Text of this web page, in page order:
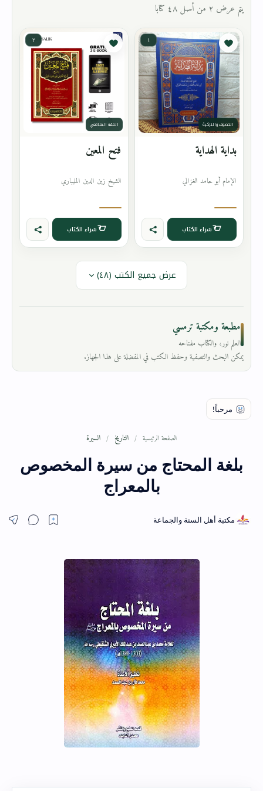
يتم عرض ٢ من أصل ٤٨ كتابا
١
التصوف والتزكية
بداية الهداية
الإمام أبو حامد الغزالي
شراء الكتاب
٢
الفقه الشافعي
فتح المعين
الشيخ زين الدين المليباري
شراء الكتاب
عرض جميع الكتب (٤٨)
مطبعة ومكتبة ترمسي
العلم نور، والكتاب مفتاحه
يمكن البحث والتصفية وحفظ الكتب في المفضلة على هذا الجهاز.
الصفحة الرئيسية التاريخ السيرة
بلغة المحتاج من سيرة المخصوص
بالمعراج